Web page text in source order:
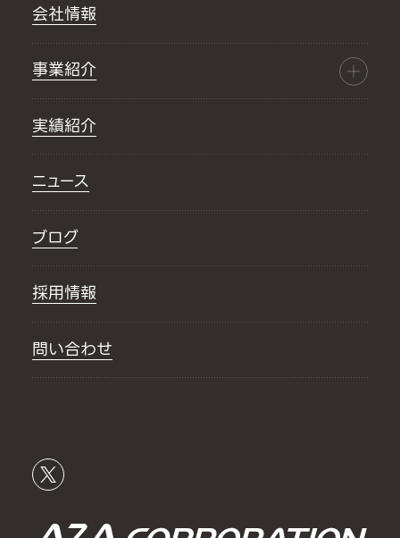
会社情報
事業紹介
実績紹介
ニュース
ブログ
採用情報
問い合わせ